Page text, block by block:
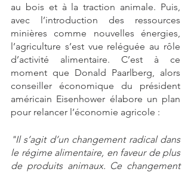
au bois et à la traction animale. Puis,
avec l’introduction des ressources
minières comme nouvelles énergies,
l’agriculture s’est vue reléguée au rôle
d’activité alimentaire. C’est à ce
moment que Donald Paarlberg, alors
conseiller économique du président
américain Eisenhower élabore un plan
pour relancer l’économie agricole :
"Il s’agit d’un changement radical dans
le régime alimentaire, en faveur de plus
de produits animaux. Ce changement